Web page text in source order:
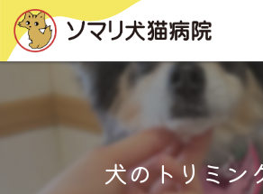
犬のトリミ